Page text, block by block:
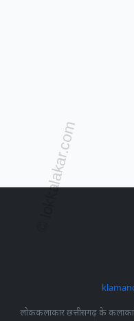
लोककलाकार छत्तीसगढ़ के